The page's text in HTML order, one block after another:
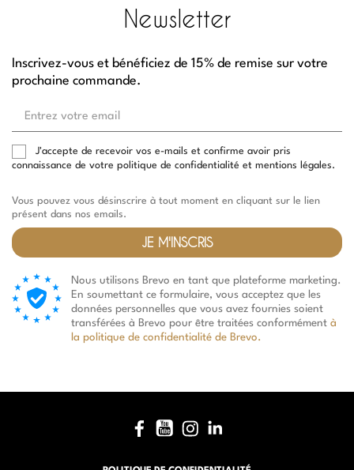
Newsletter
Inscrivez-vous et bénéficiez de 15% de remise sur votre
prochaine commande.
Entrez
votre
email
J'accepte de recevoir vos e-mails et confirme avoir pris
connaissance de votre politique de confidentialité et mentions légales.
Vous pouvez vous désinscrire à tout moment en cliquant sur le lien
présent dans nos emails.
JE M'INSCRIS
Nous utilisons Brevo en tant que plateforme marketing.
En soumettant ce formulaire, vous acceptez que les
données personnelles que vous avez fournies soient
transférées à Brevo pour être traitées conformément à
la politique de confidentialité de Brevo.
FacebookYouTubeInstagramLinkedIn